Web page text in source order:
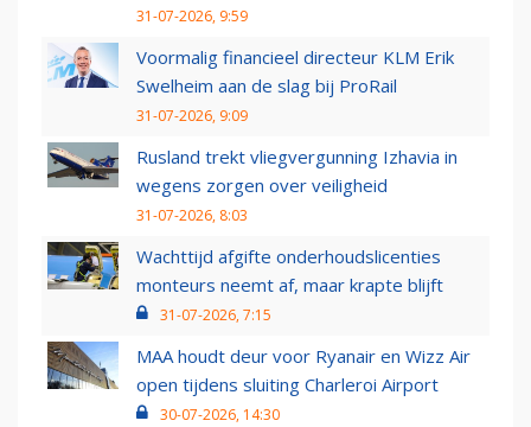
31-07-2026, 9:59
Voormalig financieel directeur KLM Erik
Swelheim aan de slag bij ProRail
31-07-2026, 9:09
Rusland trekt vliegvergunning Izhavia in
wegens zorgen over veiligheid
31-07-2026, 8:03
Wachttijd afgifte onderhoudslicenties
monteurs neemt af, maar krapte blijft
31-07-2026, 7:15
MAA houdt deur voor Ryanair en Wizz Air
open tijdens sluiting Charleroi Airport
30-07-2026, 14:30